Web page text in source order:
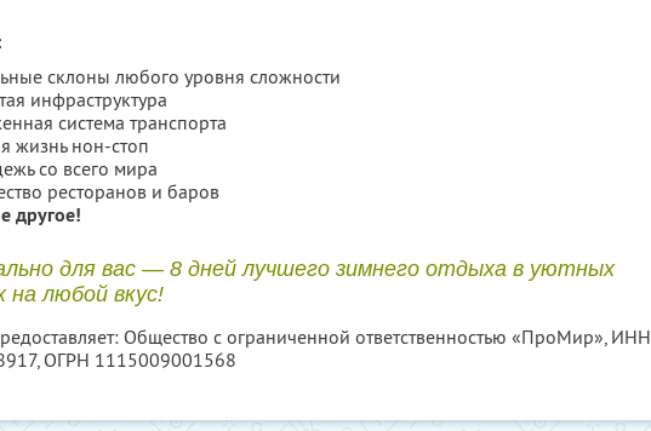
склоны любого уровня сложности
инфраструктура
система транспорта
жизнь нон-стоп
со всего мира
ресторанов и баров
другое!
для вас — 8 дней лучшего зимнего отдыха в уютных
на любой вкус!
Общество с ограниченной ответственностью «ПроМир», ИНН
, ОГРН 1115009001568